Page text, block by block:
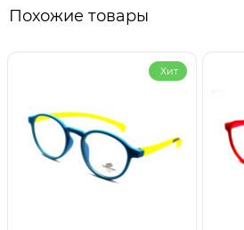
Похожие товары
Хит